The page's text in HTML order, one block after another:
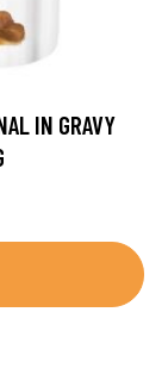
IN GRAVY